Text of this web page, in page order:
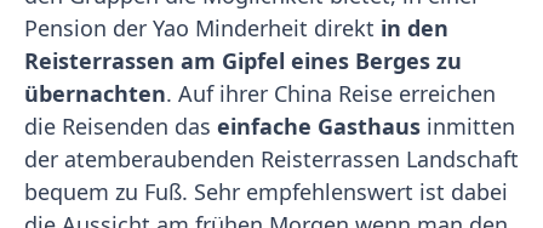
Pension der Yao Minderheit direkt in den
Reisterrassen am Gipfel eines Berges zu
übernachten. Auf ihrer China Reise erreichen
die Reisenden das einfache Gasthaus inmitten
der atemberaubenden Reisterrassen Landschaft
bequem zu Fuß. Sehr empfehlenswert ist dabei